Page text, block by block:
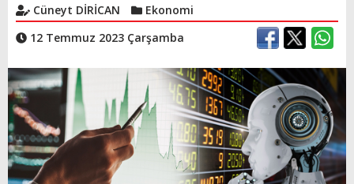
Cüneyt DİRİCAN
Ekonomi
12 Temmuz 2023 Çarşamba